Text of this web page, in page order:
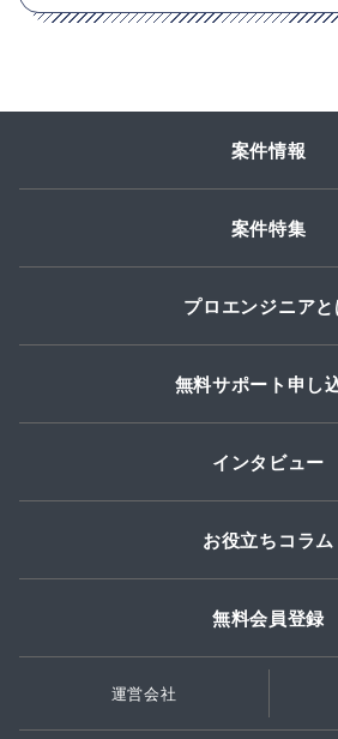
案件情報
案件特集
プロエンジニア
無料サポート申し
インタビュー
お役立ちコラム
無料会員登録
運営会社